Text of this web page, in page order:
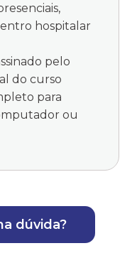
hospitalar
pelo
do curso
para
ou
dúvida?